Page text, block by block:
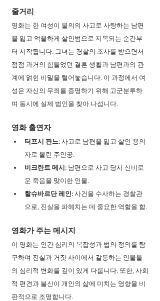
줄거리
영화는 한 여성이 불의의 사고로 사랑하는 남편
을 잃고 억울하게 살인범으로 지목되는 순간부
터 시작됩니다. 그녀는 경찰의 조사를 받으면서
점점 과거의 힘들었던 결혼 생활과 남편과의 관
계에 얽힌 비밀을 털어놓습니다. 이 과정에서 여
성은 자신의 무죄를 증명하기 위해 고군분투하
며 동시에 실제 범인을 찾아 나섭니다.
영화 출연자
터프시 판느: 사고로 남편을 잃고 살인 용의
자로 몰린 주인공.
비크란트 메시: 남편으로 사고 당시 신비로
운 죽음을 맞이한 인물.
할슈바르단 레인: 사건을 수사하는 경찰관
으로, 진실을 파헤치는 데 중요한 역할을 함.
영화가 주는 메시지
이 영화는 인간 심리의 복잡성과 법의 정의를 탐
구하며 진실과 거짓 사이에서 갈등하는 인물들
의 심리적 변화를 깊이 있게 다룹니다. 또한, 사회
적 편견과 불신이 개인의 삶에 미치는 영향을 비
판적으로 조명합니다.